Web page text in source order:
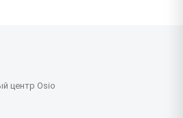
центр Osio